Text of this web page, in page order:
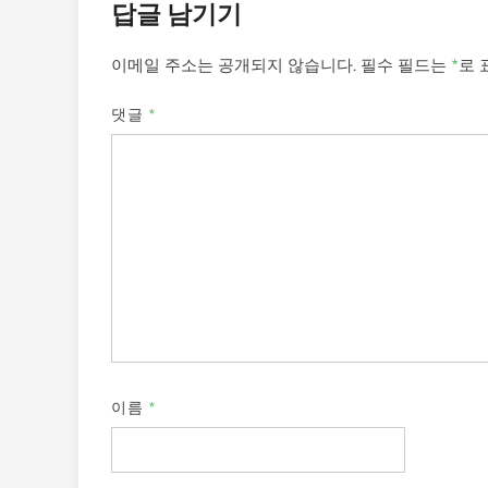
답글 남기기
이메일 주소는 공개되지 않습니다. 필수 필드는 *로
댓글 *
이름 *